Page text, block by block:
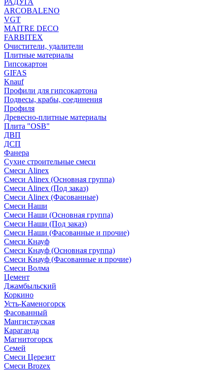
РАДУГА
ARCOBALENO
VGT
MAITRE DECO
FARBITEX
Очистители, удалители
Плитные материалы
Гипсокартон
GIFAS
Knauf
Профили для гипсокартона
Подвесы, крабы, соединения
Профиля
Древесно-плитные материалы
Плита "OSB"
ДВП
ДСП
Фанера
Сухие строительные смеси
Смеси Alinex
Смеси Alinex (Основная группа)
Смеси Alinex (Под заказ)
Смеси Alinex (Фасованные)
Смеси Наши
Смеси Наши (Основная группа)
Смеси Наши (Под заказ)
Смеси Наши (Фасованные и прочие)
Смеси Кнауф
Смеси Кнауф (Основная группа)
Смеси Кнауф (Фасованные и прочие)
Смеси Волма
Цемент
Джамбыльский
Коркино
Усть-Каменогорск
Фасованный
Мангистауская
Караганда
Магнитогорск
Семей
Смеси Церезит
Смеси Brozex